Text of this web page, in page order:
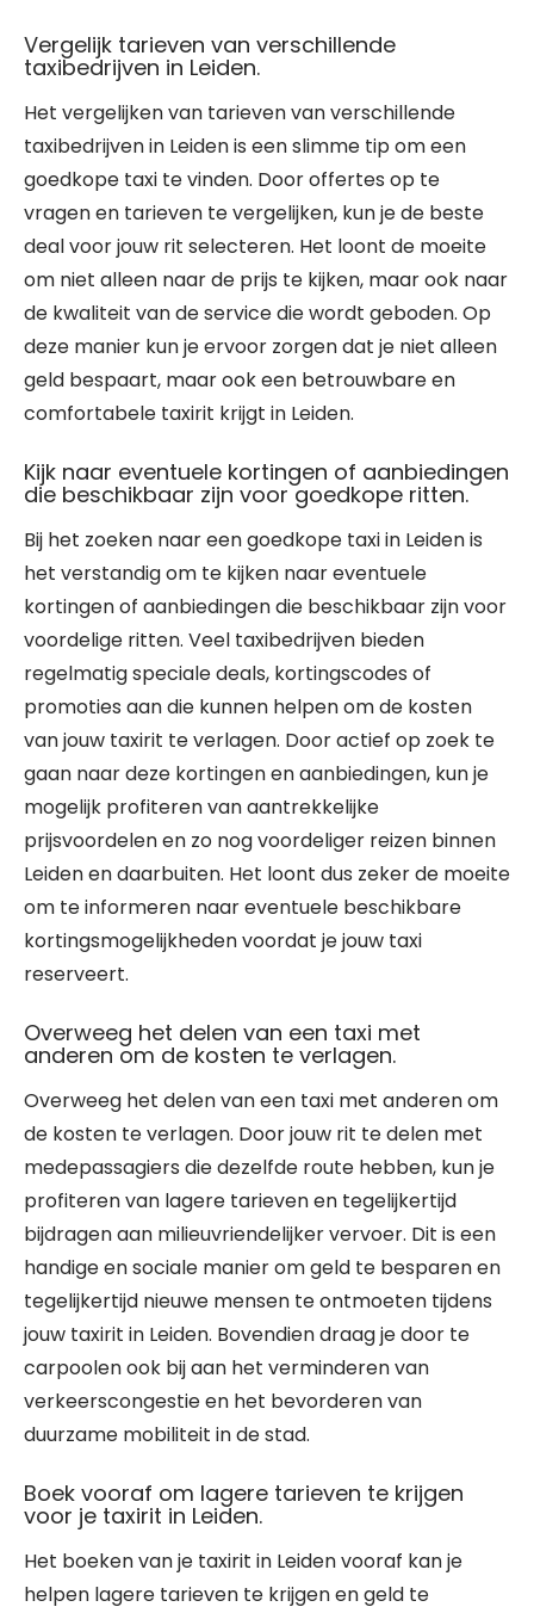
Vergelijk tarieven van verschillende
taxibedrijven in Leiden.
Het vergelijken van tarieven van verschillende
taxibedrijven in Leiden is een slimme tip om een
goedkope taxi te vinden. Door offertes op te
vragen en tarieven te vergelijken, kun je de beste
deal voor jouw rit selecteren. Het loont de moeite
om niet alleen naar de prijs te kijken, maar ook naar
de kwaliteit van de service die wordt geboden. Op
deze manier kun je ervoor zorgen dat je niet alleen
geld bespaart, maar ook een betrouwbare en
comfortabele taxirit krijgt in Leiden.
Kijk naar eventuele kortingen of aanbiedingen
die beschikbaar zijn voor goedkope ritten.
Bij het zoeken naar een goedkope taxi in Leiden is
het verstandig om te kijken naar eventuele
kortingen of aanbiedingen die beschikbaar zijn voor
voordelige ritten. Veel taxibedrijven bieden
regelmatig speciale deals, kortingscodes of
promoties aan die kunnen helpen om de kosten
van jouw taxirit te verlagen. Door actief op zoek te
gaan naar deze kortingen en aanbiedingen, kun je
mogelijk profiteren van aantrekkelijke
prijsvoordelen en zo nog voordeliger reizen binnen
Leiden en daarbuiten. Het loont dus zeker de moeite
om te informeren naar eventuele beschikbare
kortingsmogelijkheden voordat je jouw taxi
reserveert.
Overweeg het delen van een taxi met
anderen om de kosten te verlagen.
Overweeg het delen van een taxi met anderen om
de kosten te verlagen. Door jouw rit te delen met
medepassagiers die dezelfde route hebben, kun je
profiteren van lagere tarieven en tegelijkertijd
bijdragen aan milieuvriendelijker vervoer. Dit is een
handige en sociale manier om geld te besparen en
tegelijkertijd nieuwe mensen te ontmoeten tijdens
jouw taxirit in Leiden. Bovendien draag je door te
carpoolen ook bij aan het verminderen van
verkeerscongestie en het bevorderen van
duurzame mobiliteit in de stad.
Boek vooraf om lagere tarieven te krijgen
voor je taxirit in Leiden.
Het boeken van je taxirit in Leiden vooraf kan je
helpen lagere tarieven te krijgen en geld te